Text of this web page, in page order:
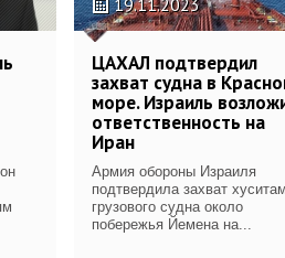
ЦАХАЛ подтвердил
захват судна в
море. Израиль
ответственность на
Иран
Армия обороны Израиля
подтвердила захват
грузового судна около
побережья Йемена на...